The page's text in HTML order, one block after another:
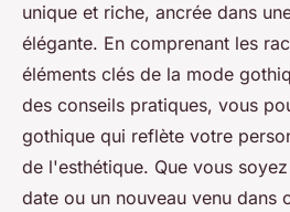
unique et riche, ancrée dans
élégante. En comprenant les
éléments clés de la mode
des conseils pratiques, vous
gothique qui reflète votre
de l'esthétique. Que vous
date ou un nouveau venu dans